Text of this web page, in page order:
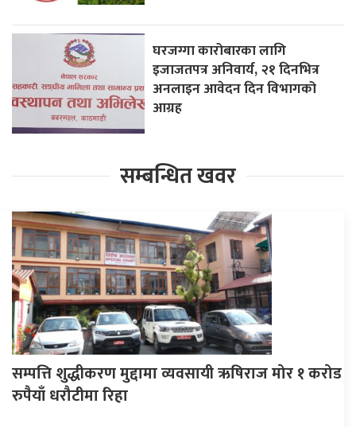
घरजग्गा कारोबारका लागि
इजाजतपत्र अनिवार्य, २१ दिनभित्र
अनलाइन आवेदन दिन विभागको
आग्रह
सम्बन्धित खवर
सम्पत्ति शुद्धीकरण मुद्दामा व्यवसायी ऋषिराज मोर १ करोड
रुपैयाँ धरौटीमा रिहा